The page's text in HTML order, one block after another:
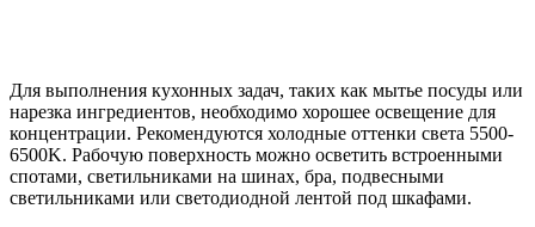
Для выполнения кухонных задач, таких как мытье посуды или
нарезка ингредиентов, необходимо хорошее освещение для
концентрации. Рекомендуются холодные оттенки света 5500-
6500K. Рабочую поверхность можно осветить встроенными
спотами, светильниками на шинах, бра, подвесными
светильниками или светодиодной лентой под шкафами.